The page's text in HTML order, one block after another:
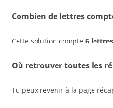
Combien de lettres
Cette solution compte 6 lettres
Où retrouver toutes les
Tu peux revenir à la page